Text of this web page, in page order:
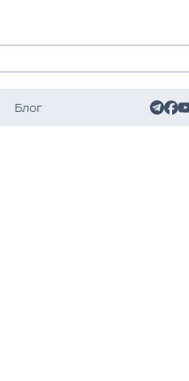
Блог